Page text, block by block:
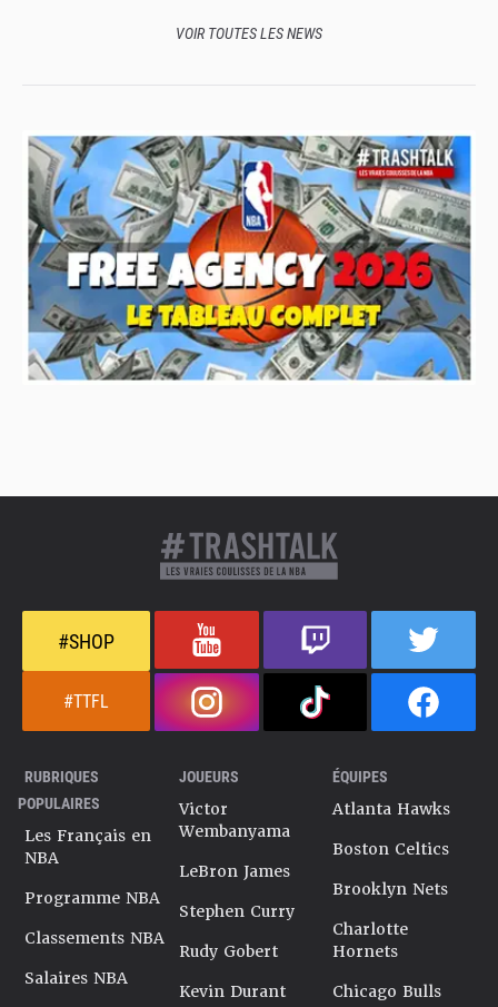
VOIR TOUTES LES NEWS
#SHOP
#TTFL
RUBRIQUES
POPULAIRES
Les Français en
NBA
Programme NBA
Classements NBA
Salaires NBA
JOUEURS
Victor
Wembanyama
LeBron James
Stephen Curry
Rudy Gobert
Kevin Durant
ÉQUIPES
Atlanta Hawks
Boston Celtics
Brooklyn Nets
Charlotte
Hornets
Chicago Bulls